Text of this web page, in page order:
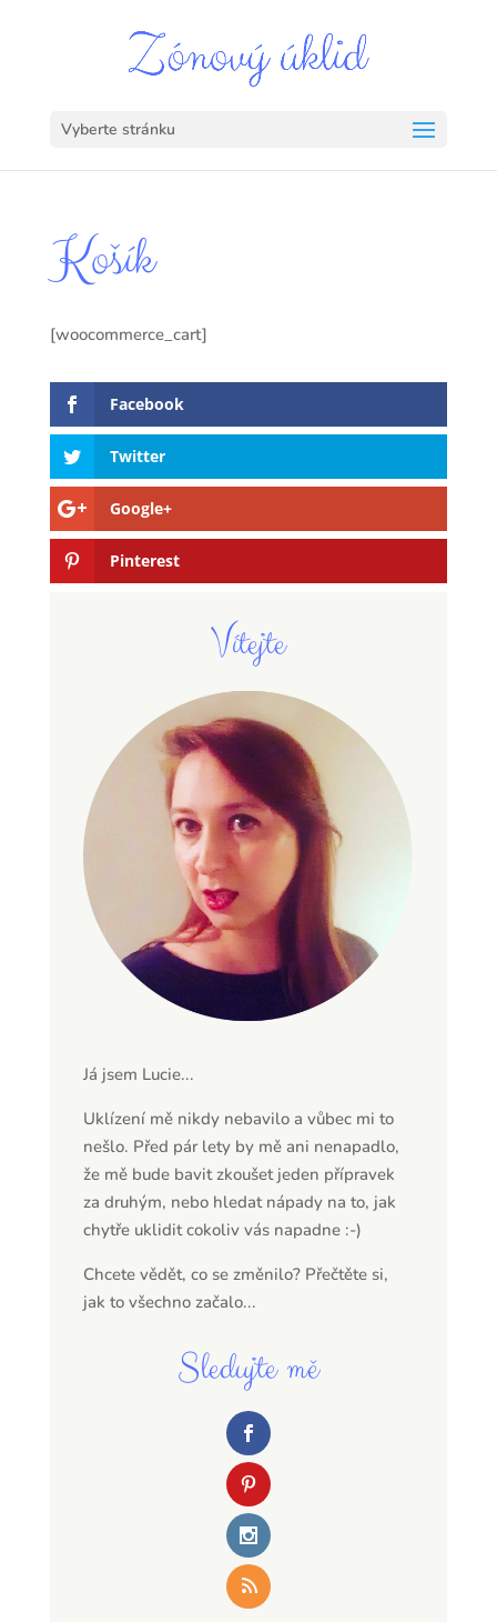
Vyberte stránku
Košík
[woocommerce_cart]
Facebook
Twitter
Google+
Pinterest
Vítejte
Já jsem Lucie...
Uklízení mě nikdy nebavilo a vůbec mi to
nešlo. Před pár lety by mě ani nenapadlo,
že mě bude bavit zkoušet jeden přípravek
za druhým, nebo hledat nápady na to, jak
chytře uklidit cokoliv vás napadne :-)
Chcete vědět, co se změnilo? Přečtěte si,
jak to všechno začalo...
Sledujte mě